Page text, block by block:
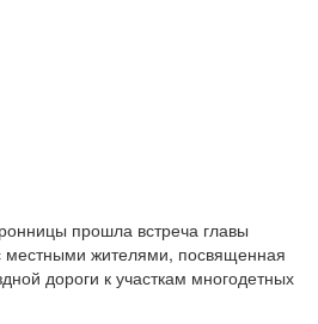
прошла встреча главы
местными жителями, посвященная
дороги к участкам многодетных